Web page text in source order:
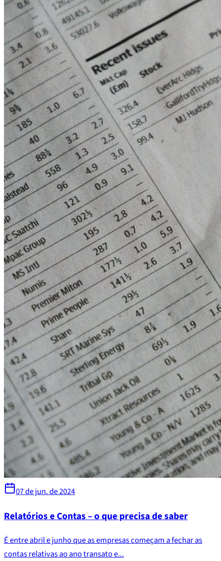
07 de jun. de 2024
Relatórios e Contas – o que precisa de saber
É entre abril e junho que as empresas começam a fechar as
contas relativas ao ano transato e...